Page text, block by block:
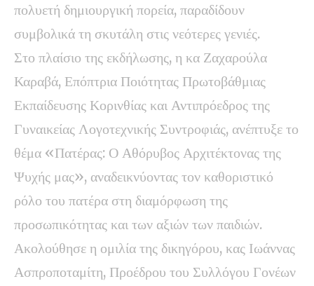
πολυετή δημιουργική πορεία, παραδίδουν
συμβολικά τη σκυτάλη στις νεότερες γενιές.
Στο πλαίσιο της εκδήλωσης, η κα Ζαχαρούλα
Καραβά, Επόπτρια Ποιότητας Πρωτοβάθμιας
Εκπαίδευσης Κορινθίας και Αντιπρόεδρος της
Γυναικείας Λογοτεχνικής Συντροφιάς, ανέπτυξε το
θέμα «Πατέρας: Ο Αθόρυβος Αρχιτέκτονας της
Ψυχής μας», αναδεικνύοντας τον καθοριστικό
ρόλο του πατέρα στη διαμόρφωση της
προσωπικότητας και των αξιών των παιδιών.
Ακολούθησε η ομιλία της δικηγόρου, κας Ιωάννας
Ασπροποταμίτη, Προέδρου του Συλλόγου Γονέων